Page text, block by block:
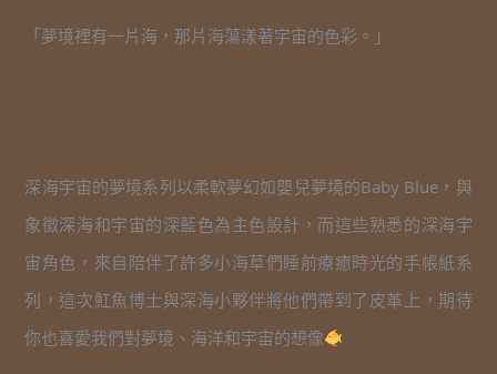
「夢境裡有一片海，那片海蕩漾著宇宙的色彩。」
深海宇宙的夢境系列以柔軟夢幻如嬰兒夢境的Baby Blue，與
象徵深海和宇宙的深藍色為主色設計，而這些熟悉的深海宇
宙角色，來自陪伴了許多小海草們睡前療癒時光的手帳紙系
列，這次魟魚博士與深海小夥伴將他們帶到了皮革上，期待
你也喜愛我們對夢境、海洋和宇宙的想像